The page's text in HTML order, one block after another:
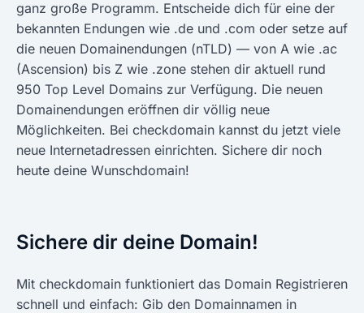
ganz große Programm. Entscheide dich für eine der
bekannten Endungen wie .de und .com oder setze auf
die neuen Domainendungen (nTLD) — von A wie .ac
(Ascension) bis Z wie .zone stehen dir aktuell rund
950 Top Level Domains zur Verfügung. Die neuen
Domainendungen eröffnen dir völlig neue
Möglichkeiten. Bei checkdomain kannst du jetzt viele
neue Internetadressen einrichten. Sichere dir noch
heute deine Wunschdomain!
Sichere dir deine Domain!
Mit checkdomain funktioniert das Domain Registrieren
schnell und einfach: Gib den Domainnamen in